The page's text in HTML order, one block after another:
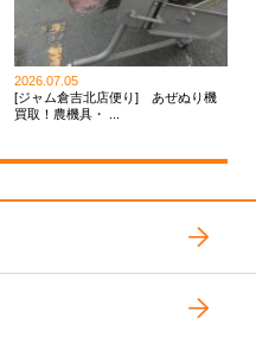
2026.07.05
[ジャム倉吉北店便り] あぜぬり機
買取！農機具・ ...